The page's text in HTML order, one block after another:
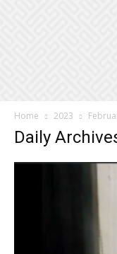
Home 2023
Daily